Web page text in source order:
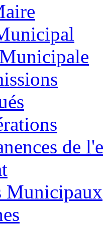
de
Municipaux